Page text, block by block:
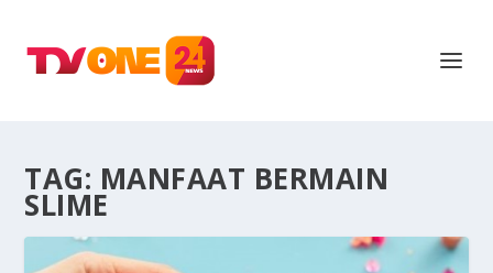
TAG: MANFAAT BERMAIN
SLIME